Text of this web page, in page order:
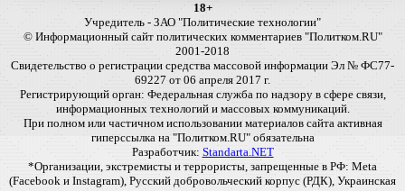
18+
Учредитель - ЗАО "Политические технологии"
© Информационный сайт политических комментариев "Политком.RU"
2001-2018
Свидетельство о регистрации средства массовой информации Эл № ФС77-
69227 от 06 апреля 2017 г.
Регистрирующий орган: Федеральная служба по надзору в сфере связи,
информационных технологий и массовых коммуникаций.
При полном или частичном использовании материалов сайта активная
гиперссылка на "Политком.RU" обязательна
Разработчик: Standarta.NET
*Организации, экстремисты и террористы, запрещенные в РФ: Meta
(Facebook и Instagram), Русский добровольческий корпус (РДК), Украинская